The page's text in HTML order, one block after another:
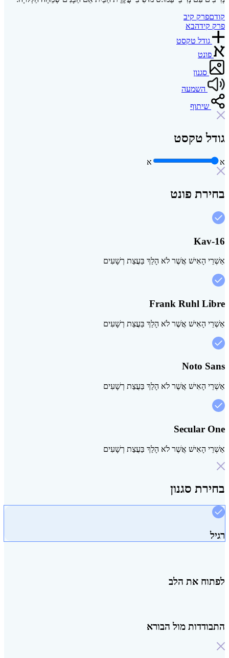
קודםפרק קיב
פרק קידהבא
גודל טקסט
פונט
סגנון
השמעה
שיתוף
גודל טקסט
א א
בחירת פונט
Kav-16
אַשְׁרֵי הָאִישׁ אֲשֶׁר לֹא הָלַךְ בַּעֲצַת רְשָׁעִים
Frank Ruhl Libre
אַשְׁרֵי הָאִישׁ אֲשֶׁר לֹא הָלַךְ בַּעֲצַת רְשָׁעִים
Noto Sans
אַשְׁרֵי הָאִישׁ אֲשֶׁר לֹא הָלַךְ בַּעֲצַת רְשָׁעִים
Secular One
אַשְׁרֵי הָאִישׁ אֲשֶׁר לֹא הָלַךְ בַּעֲצַת רְשָׁעִים
בחירת סגנון
רגיל
לפתוח את הלב
התבודדות מול הבורא